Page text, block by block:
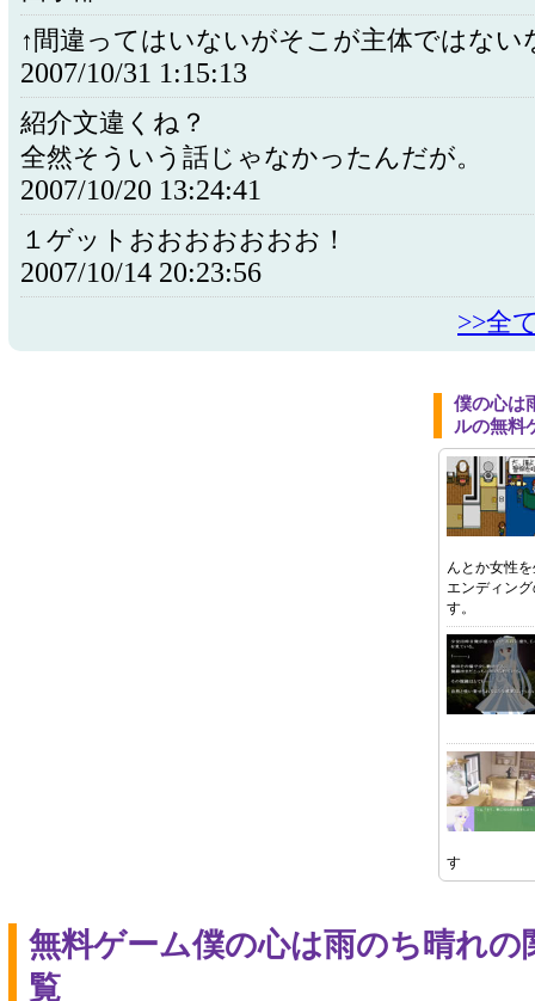
↑間違ってはいないがそこが主体ではない
2007/10/31 1:15:13
紹介文違くね？
全然そういう話じゃなかったんだが。
2007/10/20 13:24:41
１ゲットおおおおおおお！
2007/10/14 20:23:56
>>全
僕の心は
ルの無料
んとか女性
エンディン
す。
す
無料ゲーム僕の心は雨のち晴れ
覧